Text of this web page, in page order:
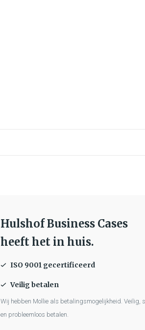
Hulshof Business Cases
heeft het in huis.
ISO 9001 gecertificeerd
Veilig betalen
Wij hebben Mollie als betalingsmogelijkheid. Veilig,
en probleemloos betalen.